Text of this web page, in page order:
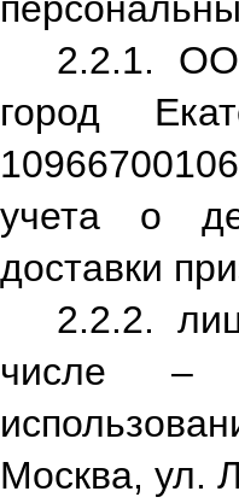
2.2.1.
город
учета о
доставки
2.2.2.
числе –
Москва, ул.